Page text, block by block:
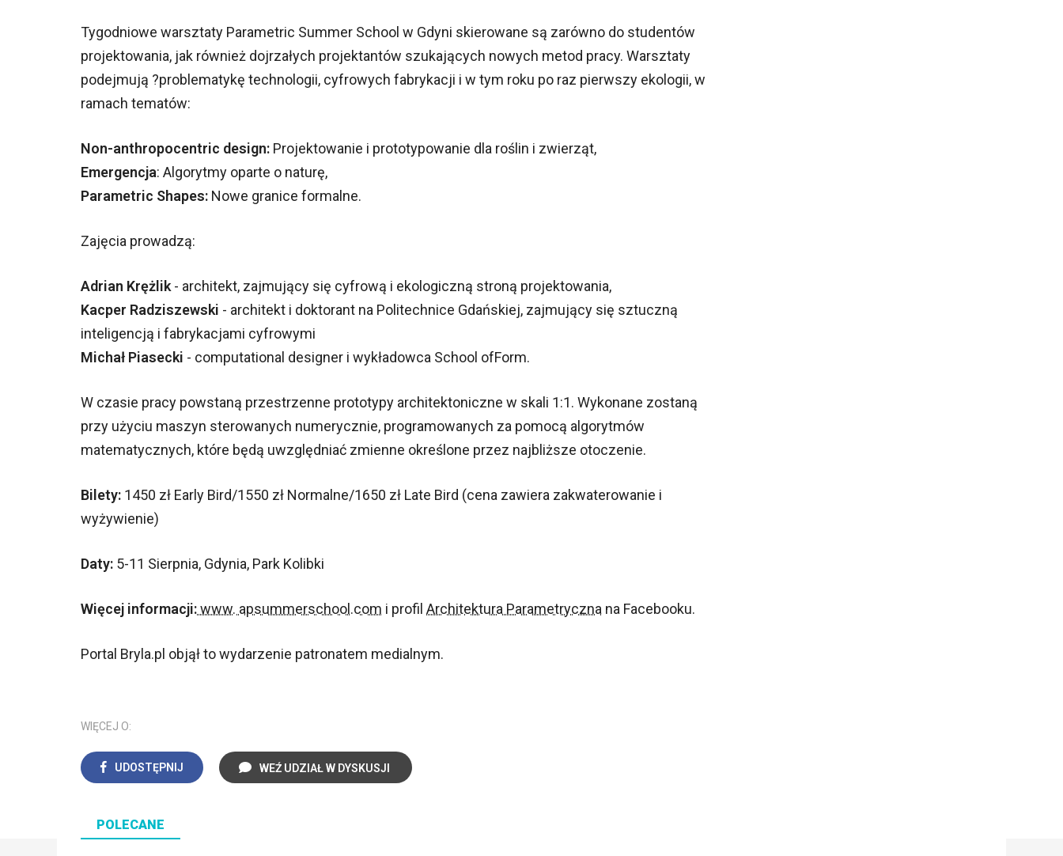
Tygodniowe warsztaty Parametric Summer School w Gdyni skierowane są zarówno do studentów
projektowania, jak również dojrzałych projektantów szukających nowych metod pracy. Warsztaty
podejmują ?problematykę technologii, cyfrowych fabrykacji i w tym roku po raz pierwszy ekologii, w
ramach tematów:
Non-anthropocentric design: Projektowanie i prototypowanie dla roślin i zwierząt,
Emergencja: Algorytmy oparte o naturę,
Parametric Shapes: Nowe granice formalne.
Zajęcia prowadzą:
Adrian Krężlik - architekt, zajmujący się cyfrową i ekologiczną stroną projektowania,
Kacper Radziszewski - architekt i doktorant na Politechnice Gdańskiej, zajmujący się sztuczną
inteligencją i fabrykacjami cyfrowymi
Michał Piasecki - computational designer i wykładowca School ofForm.
W czasie pracy powstaną przestrzenne prototypy architektoniczne w skali 1:1. Wykonane zostaną
przy użyciu maszyn sterowanych numerycznie, programowanych za pomocą algorytmów
matematycznych, które będą uwzględniać zmienne określone przez najbliższe otoczenie.
Bilety: 1450 zł Early Bird/1550 zł Normalne/1650 zł Late Bird (cena zawiera zakwaterowanie i
wyżywienie)
Daty: 5-11 Sierpnia, Gdynia, Park Kolibki
Więcej informacji:www. apsummerschool.com i profil Architektura Parametryczna na Facebooku.
Portal Bryla.pl objął to wydarzenie patronatem medialnym.
WIĘCEJ O:
UDOSTĘPNIJ WEŹ UDZIAŁ W DYSKUSJI
POLECANE